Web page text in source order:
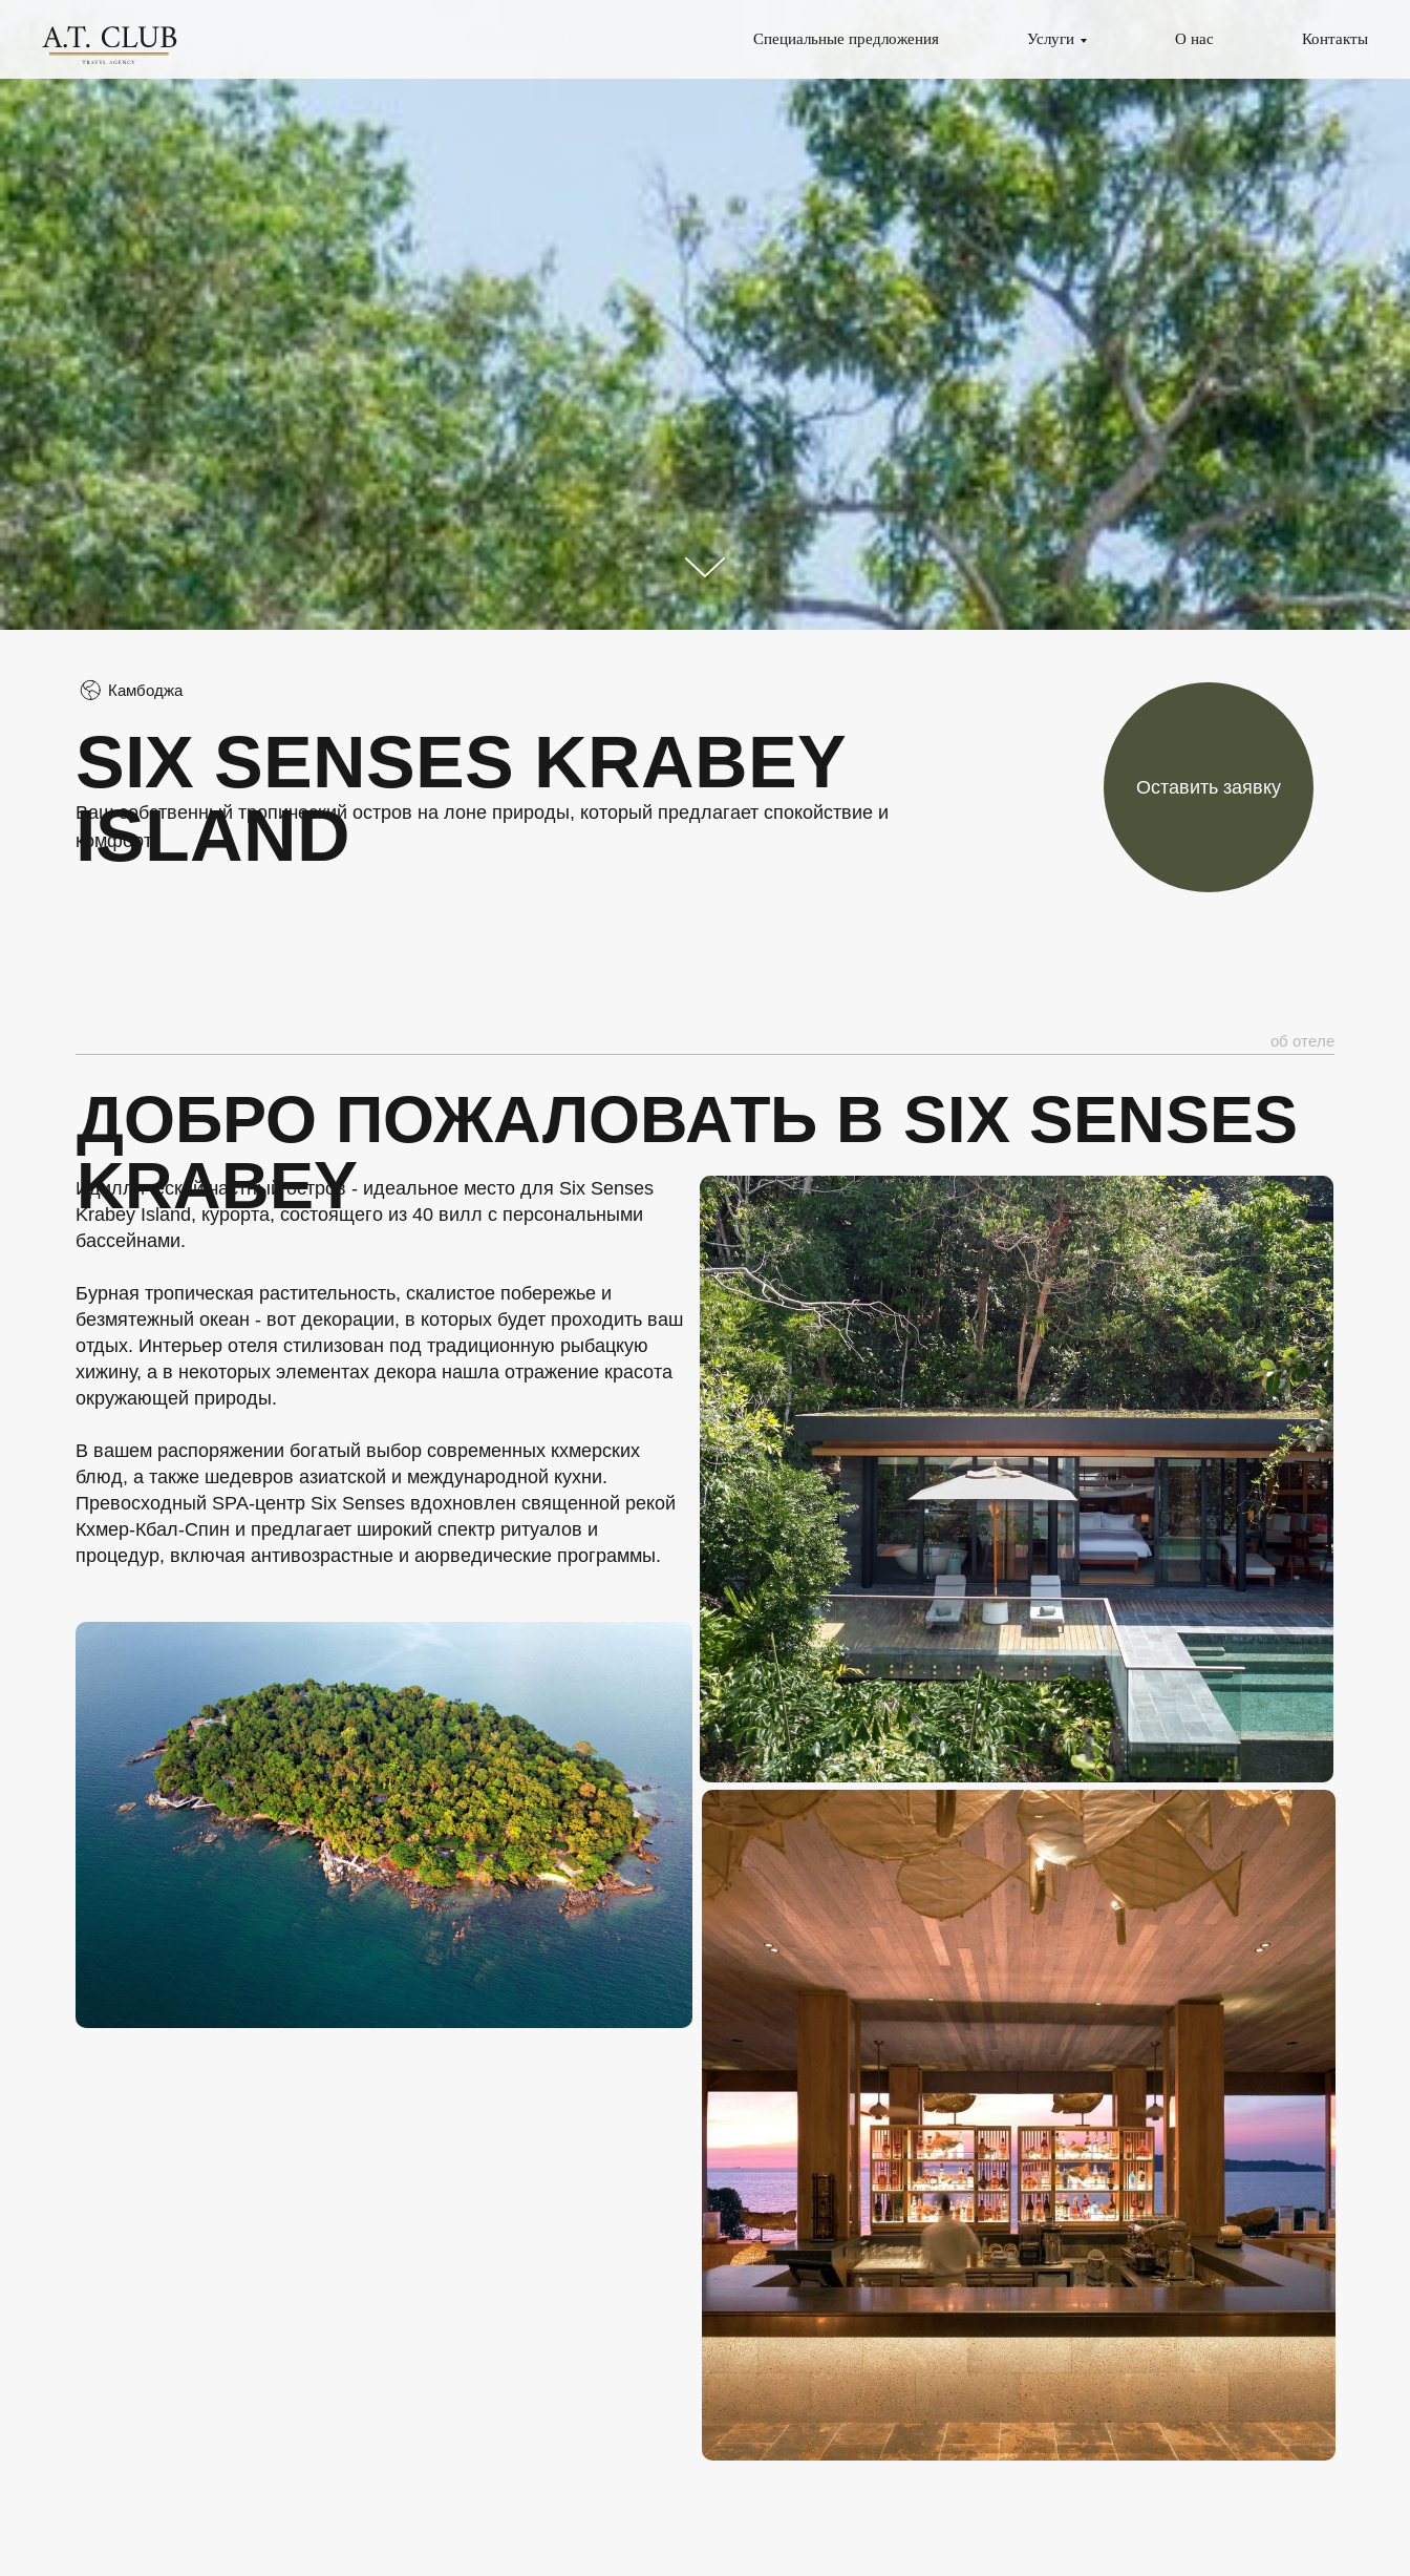
Специальные предложения Услуги О нас Контакты
SIX SENSES KRABEY
ISLAND
Ваш собственный тропический остров на лоне природы, который предлагает спокойствие и
комфорт.
Камбоджа
Оставить заявку
об отеле
Идиллический частный остров - идеальное место для Six Senses
Krabey Island, курорта, состоящего из 40 вилл с персональными
бассейнами.
Бурная тропическая растительность, скалистое побережье и
безмятежный океан - вот декорации, в которых будет проходить ваш
отдых. Интерьер отеля стилизован под традиционную рыбацкую
хижину, а в некоторых элементах декора нашла отражение красота
окружающей природы.
В вашем распоряжении богатый выбор современных кхмерских
блюд, а также шедевров азиатской и международной кухни.
Превосходный SPA-центр Six Senses вдохновлен священной рекой
Кхмер-Кбал-Спин и предлагает широкий спектр ритуалов и
процедур, включая антивозрастные и аюрведические программы.
ДОБРО ПОЖАЛОВАТЬ В SIX SENSES
KRABEY